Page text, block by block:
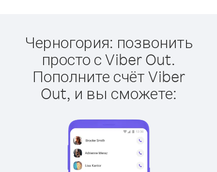
Черногория: позвонить
просто с Viber Out.
Пополните счёт Viber
Out, и вы сможете: